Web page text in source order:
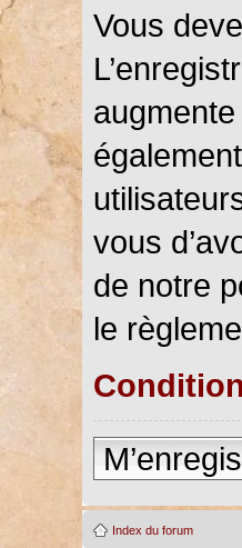
Vous
vous
de notre
le
Index du forum